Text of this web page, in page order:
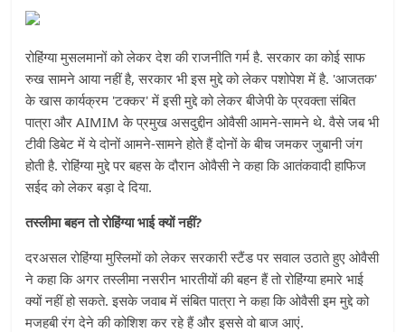
रोहिंग्या मुसलमानों को लेकर देश की राजनीति गर्म है. सरकार का कोई साफ
रुख सामने आया नहीं है, सरकार भी इस मुद्दे को लेकर पशोपेश में है. 'आजतक'
के खास कार्यक्रम 'टक्कर' में इसी मुद्दे को लेकर बीजेपी के प्रवक्ता संबित
पात्रा और AIMIM के प्रमुख असदुद्दीन ओवैसी आमने-सामने थे. वैसे जब भी
टीवी डिबेट में ये दोनों आमने-सामने होते हैं दोनों के बीच जमकर जुबानी जंग
होती है. रोहिंग्या मुद्दे पर बहस के दौरान ओवैसी ने कहा कि आतंकवादी हाफिज
सईद को लेकर बड़ा दे दिया.
तस्लीमा बहन तो रोहिंग्या भाई क्यों नहीं?
दरअसल रोहिंग्या मुस्लिमों को लेकर सरकारी स्टैंड पर सवाल उठाते हुए ओवैसी
ने कहा कि अगर तस्लीमा नसरीन भारतीयों की बहन हैं तो रोहिंग्या हमारे भाई
क्यों नहीं हो सकते. इसके जवाब में संबित पात्रा ने कहा कि ओवैसी इम मुद्दे को
मजहबी रंग देने की कोशिश कर रहे हैं और इससे वो बाज आएं.